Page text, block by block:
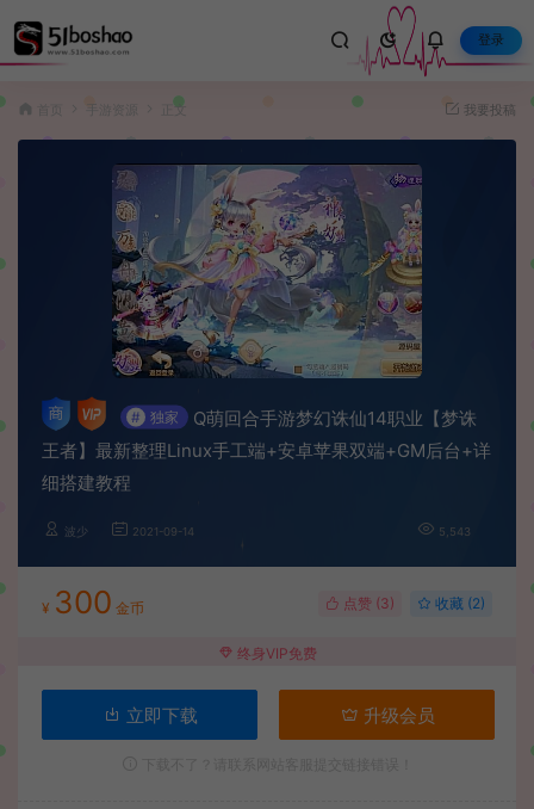
登录
手游资源 正文 我要投稿
# 独家
Q萌回合手游梦幻诛仙14职业【梦诛
王者】最新整理Linux手工端+安卓苹果双端+GM后台+详
细搭建教程
波少 2021-09-14 5,543
¥ 300 金币 点赞 (3) 收藏 (2)
终身VIP免费
立即下载 升级会员